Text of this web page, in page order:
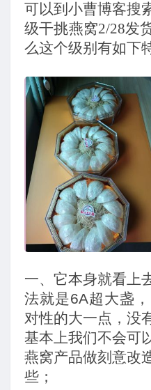
可以到小曹博客搜
级干挑燕窝2/28发
么这个级别有如下
一、 它本身就看上
法就是6A超大盏
对性的大一点，没
基本上我们不会可
燕窝产品做刻意改
些；